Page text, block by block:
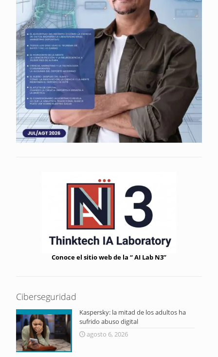
Conoce el sitio web de la “ AI Lab N3”
Ciberseguridad
Kaspersky: la mitad de los adultos ha
sufrido abuso digital
agosto 6, 2026